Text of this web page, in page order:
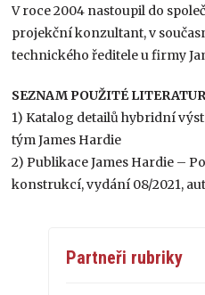
V roce 2004 nastoupil do
projekční konzultant, v
technického ředitele u firmy
SEZNAM POUŽITÉ
1) Katalog detailů hybridní
tým James Hardie
2) Publikace James Hardie –
konstrukcí, vydání 08/2021,
Partneři rubriky